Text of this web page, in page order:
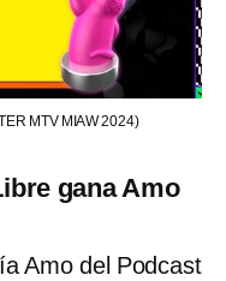
MTV MIAW 2024)
gana Amo
Amo del Podcast